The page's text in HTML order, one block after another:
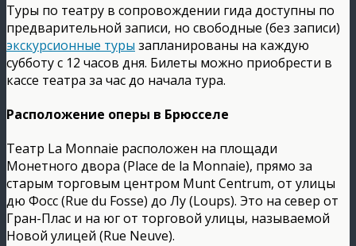
Туры по театру в сопровождении гида доступны по
предварительной записи, но свободные (без записи)
экскурсионные туры запланированы на каждую
субботу с 12 часов дня. Билеты можно приобрести в
кассе театра за час до начала тура.
Расположение оперы в Брюсселе
Театр La Monnaie расположен на площади
Монетного двора (Place de la Monnaie), прямо за
старым торговым центром Munt Centrum, от улицы
дю Фосс (Rue du Fosse) до Лу (Loups). Это на север от
Гран-Плас и на юг от торговой улицы, называемой
Новой улицей (Rue Neuve).